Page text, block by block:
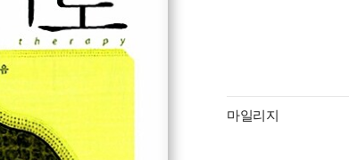
마일리지